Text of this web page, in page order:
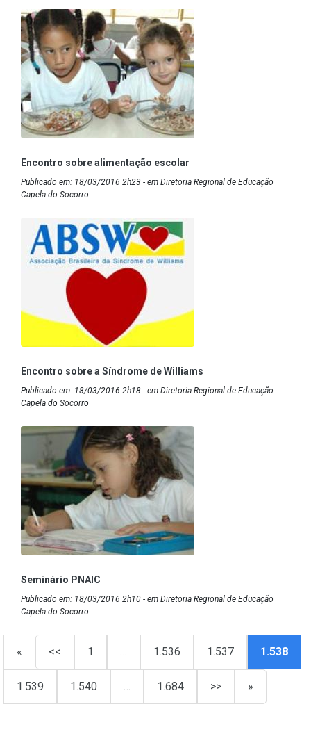
Encontro sobre alimentação escolar
Publicado em: 18/03/2016 2h23 - em Diretoria Regional de Educação
Capela do Socorro
Encontro sobre a Síndrome de Williams
Publicado em: 18/03/2016 2h18 - em Diretoria Regional de Educação
Capela do Socorro
Seminário PNAIC
Publicado em: 18/03/2016 2h10 - em Diretoria Regional de Educação
Capela do Socorro
« << 1 … 1.536 1.537 1.538
1.539 1.540 … 1.684 >> »